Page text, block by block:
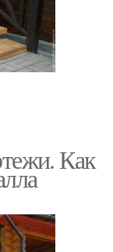
Как